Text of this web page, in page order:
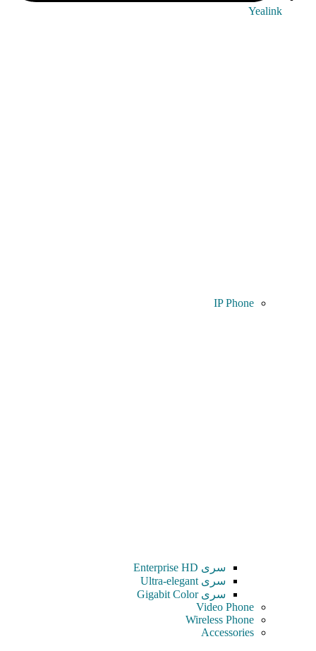
Yealink
IP Phone
سری Enterprise HD
سری Ultra-elegant
سری Gigabit Color
Video Phone
Wireless Phone
Accessories